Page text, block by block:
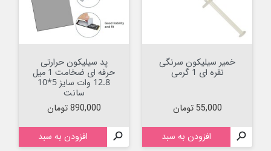
خمیر سیلیکون سرنگی
نقره ای 1 گرمی
قیمت
55,000 تومان
 افزودن به سبد
پد سیلیکون حرارتی
حرفه ای ضخامت 1 میل
12.8 وات سایز 5*10
سانت
قیمت
890,000 تومان
 افزودن به سبد